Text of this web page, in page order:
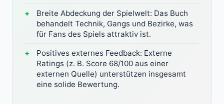
Breite Abdeckung der Spielwelt: Das Buch
behandelt Technik, Gangs und Bezirke, was
für Fans des Spiels attraktiv ist.
Positives externes Feedback: Externe
Ratings (z. B. Score 68/100 aus einer
externen Quelle) unterstützen insgesamt
eine solide Bewertung.